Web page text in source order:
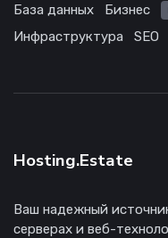
База данных
Бизнес
Инфраструктура
SEO
Hosting.Estate
Ваш надежный
серверах и веб-